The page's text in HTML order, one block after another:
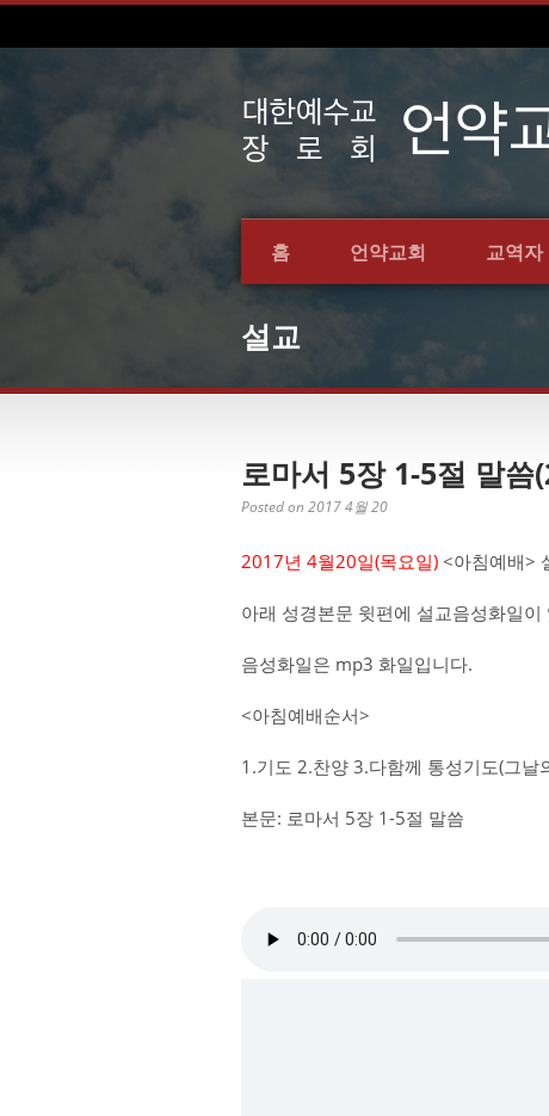
홈 언약교회 교역자
설교
로마서 5장 1-5절 말
Posted on 2017 4월 20
2017년 4월20일(목요일) <아침예배>
아래 성경본문 윗편에 설교음성화일이
음성화일은 mp3 화일입니다.
<아침예배순서>
1.기도 2.찬양 3.다함께 통성기도(그
본문: 로마서 5장 1-5절 말씀